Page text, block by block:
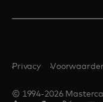
© 1994-2026
Privacy